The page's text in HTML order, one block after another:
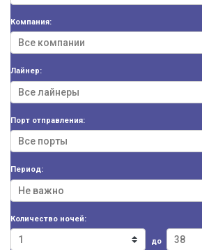
Компания:
Лайнер:
Порт отправления:
Период:
Количество ночей:
до